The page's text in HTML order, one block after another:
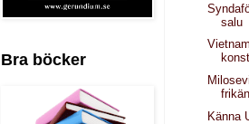
Bra böcker
salu
Känna